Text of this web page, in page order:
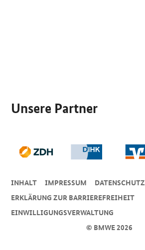
Unsere Partner
© BMWE 2026
INHALT IMPRESSUM
DA­TEN­SCHUTZ
ERKLÄRUNG ZUR BARRIEREFREIHEIT
EINWILLIGUNGSVERWALTUNG